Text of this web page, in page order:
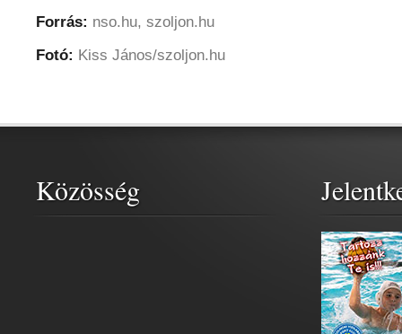
Forrás: nso.hu, szoljon.hu
Fotó: Kiss János/szoljon.hu
Közösség